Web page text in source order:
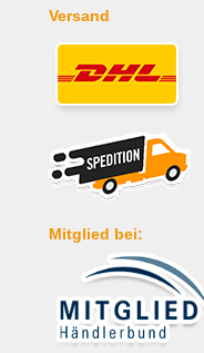
Versand
Mitglied bei: